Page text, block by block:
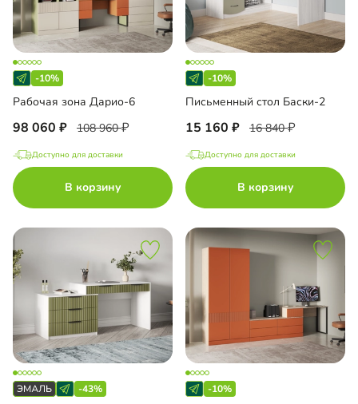
-10%
Рабочая зона Дарио-6
98 060 108 960
Доступно для доставки
В корзину
-10%
Письменный стол Баски-2
15 160 16 840
Доступно для доставки
В корзину
-43% -10%